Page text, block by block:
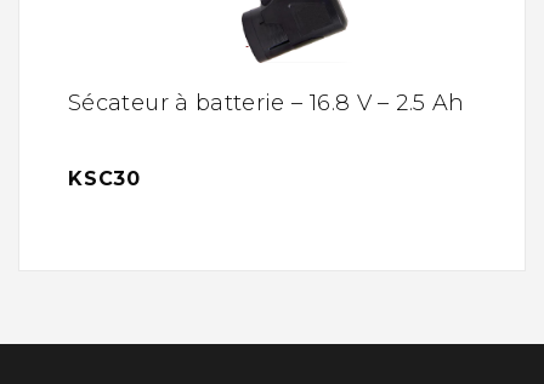
Sécateur à batterie – 16.8 V – 2.5 Ah
KSC30